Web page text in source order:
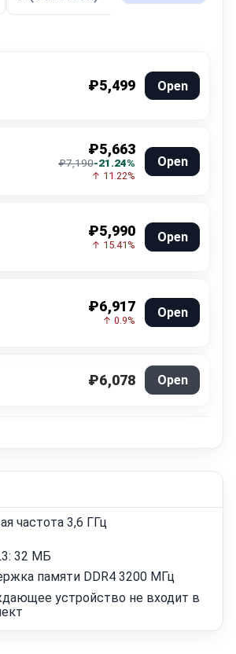
₽5,499 Open
₽5,663
₽7,190-21.24%
↑ 11.22%
Open
₽5,990
↑ 15.41%
Open
₽6,917
↑ 0.9%
Open
₽6,078 Open
частота 3,6 ГГц
32 МБ
памяти DDR4 3200 МГц
устройство не входит в